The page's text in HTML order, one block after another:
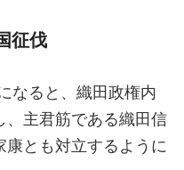
征伐
なると、織田政権内
、主君筋である織田信
とも対立するように